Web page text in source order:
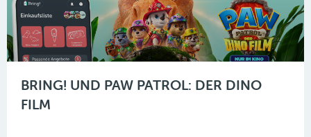
BRING! UND PAW PATROL: DER DINO
FILM